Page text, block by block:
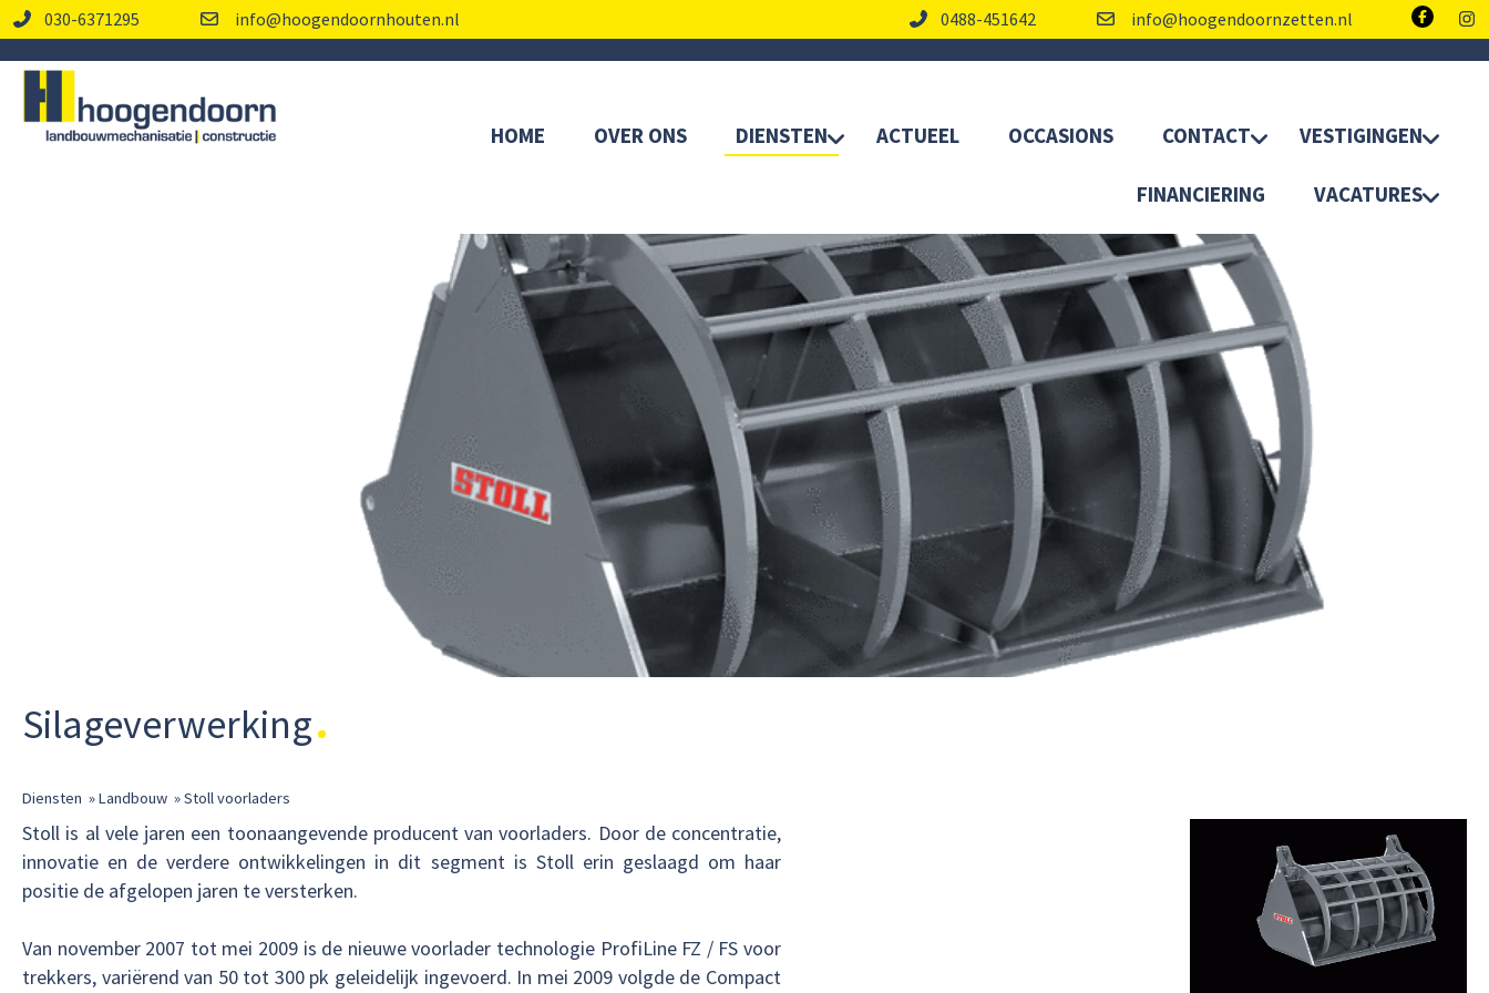
030-6371295 info@hoogendoornhouten.nl 0488-451642 info@hoogendoornzetten.nl
HOME OVER ONS DIENSTEN ACTUEEL OCCASIONS CONTACT VESTIGINGEN
FINANCIERING VACATURES
Silageverwerking
Diensten »Landbouw »Stoll voorladers
Stoll is al vele jaren een toonaangevende producent van voorladers. Door de concentratie,
innovatie en de verdere ontwikkelingen in dit segment is Stoll erin geslaagd om haar
positie de afgelopen jaren te versterken.
Van november 2007 tot mei 2009 is de nieuwe voorlader technologie ProfiLine FZ / FS voor
trekkers, variërend van 50 tot 300 pk geleidelijk ingevoerd. In mei 2009 volgde de Compact